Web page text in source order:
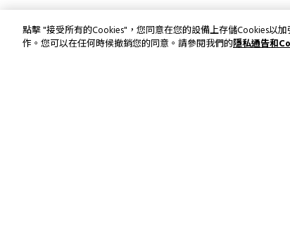
點擊 "接受所有的Cookies"，您同意在您的設備上存儲Cookies以
作。您可以在任何時候撤銷您的同意。請參閱我們的隱私通告和